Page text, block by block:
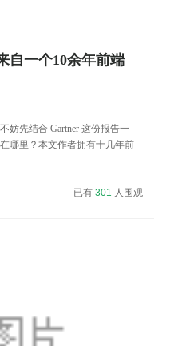
自一个10余年前端
妨先结合 Gartner 这份报告一
哪里？本文作者拥有十几年前
已有301 人围观